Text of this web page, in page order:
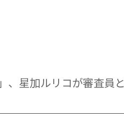
、星加ルリコが審査員